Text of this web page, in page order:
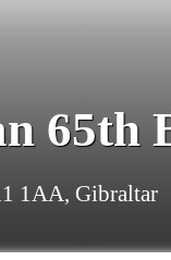
65th
1AA, Gibraltar